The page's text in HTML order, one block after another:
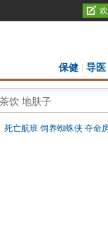
保健 导医
死亡航班 饲养蜘蛛侠 夺命